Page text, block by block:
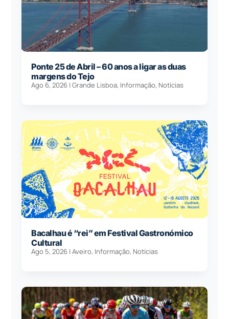
Ponte 25 de Abril – 60 anos a ligar as duas
margens do Tejo
Ago 6, 2026 |Grande Lisboa, Informação, Notícias
Bacalhau é “rei” em Festival Gastronómico
Cultural
Ago 5, 2026 |Aveiro, Informação, Notícias